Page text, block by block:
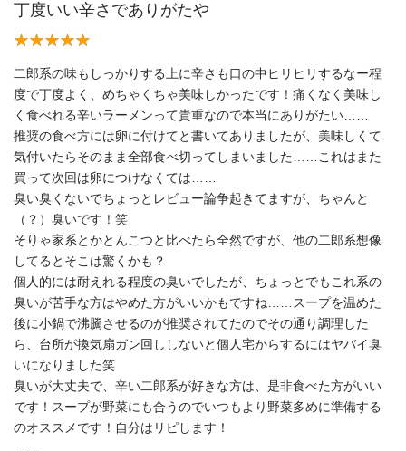
丁度いい辛さでありがたや
二郎系の味もしっかりする上に辛さも口の中ヒリヒリするなー程
度で丁度よく、めちゃくちゃ美味しかったです！痛くなく美味し
く食べれる辛いラーメンって貴重なので本当にありがたい……
推奨の食べ方には卵に付けてと書いてありましたが、美味しくて
気付いたらそのまま全部食べ切ってしまいました……これはまた
買って次回は卵につけなくては……
臭い臭くないでちょっとレビュー論争起きてますが、ちゃんと
（？）臭いです！笑
そりゃ家系とかとんこつと比べたら全然ですが、他の二郎系想像
してるとそこは驚くかも？
個人的には耐えれる程度の臭いでしたが、ちょっとでもこれ系の
臭いが苦手な方はやめた方がいいかもですね……スープを温めた
後に小鍋で沸騰させるのが推奨されてたのでその通り調理した
ら、台所が換気扇ガン回ししないと個人宅からするにはヤバイ臭
いになりました笑
臭いが大丈夫で、辛い二郎系が好きな方は、是非食べた方がいい
です！スープが野菜にも合うのでいつもより野菜多めに準備する
のオススメです！自分はリピします！